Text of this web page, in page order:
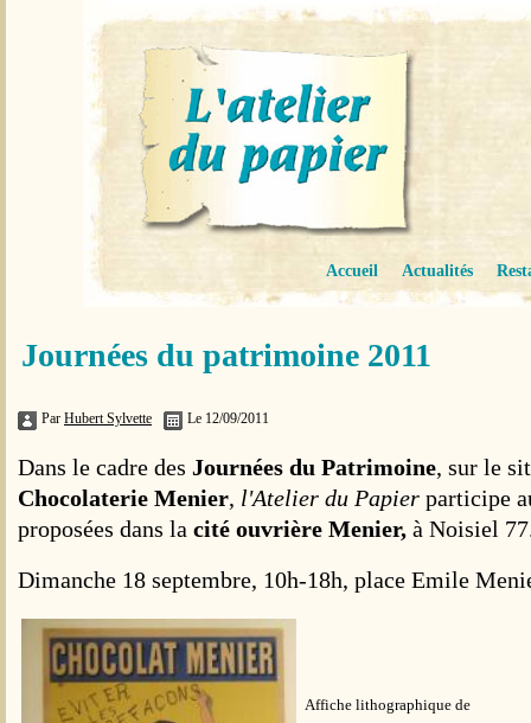
Accueil Actualités
Journées du patrimoine 2011
Par Hubert Sylvette Le 12/09/2011
Dans le cadre des Journées du Patrimoine, sur le
Chocolaterie Menier, l'Atelier du Papier participe
proposées dans la cité ouvrière Menier, à Noisiel
Dimanche 18 septembre, 10h-18h, place Emile
Affiche lithographique de